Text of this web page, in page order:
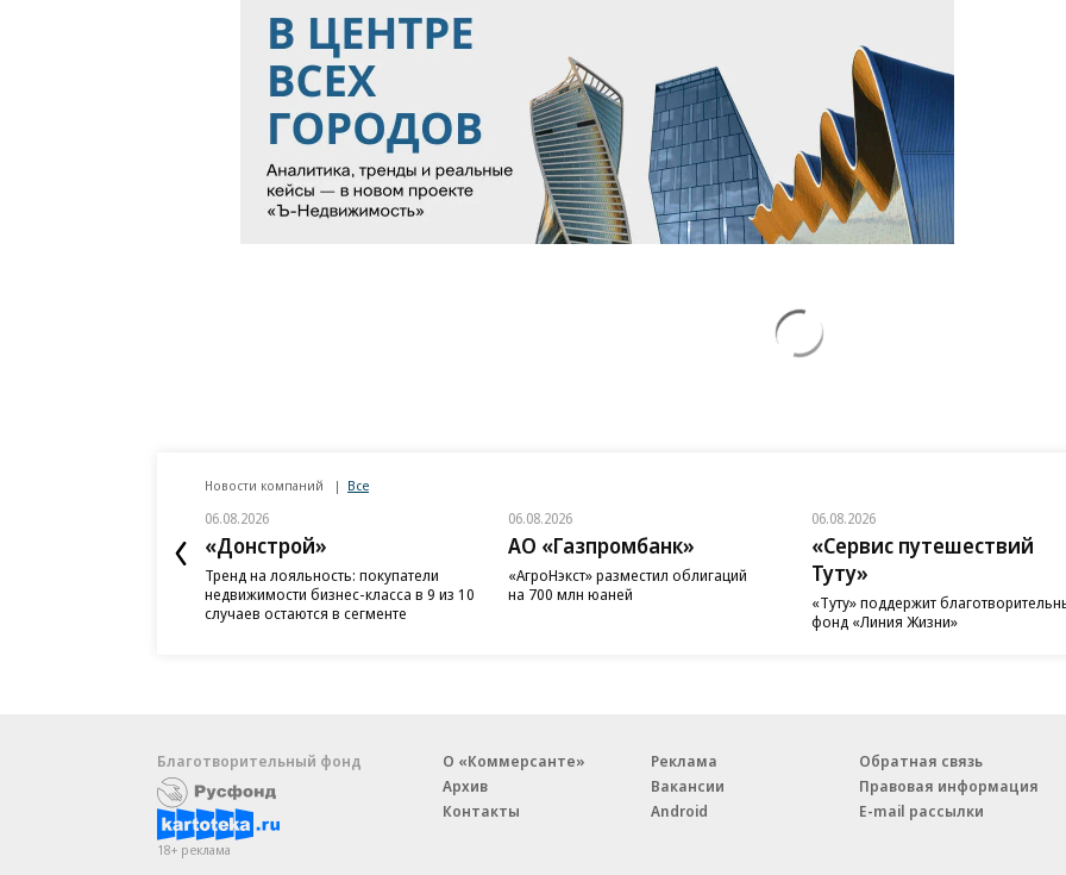
Новости компаний Все
06.08.2026
«Донстрой»
Тренд на лояльность: покупатели
недвижимости бизнес-класса в 9 из 10
случаев остаются в сегменте
06.08.2026
АО «Газпромбанк»
«АгроНэкст» разместил облигаций
на 700 млн юаней
06.08.2026
«Сервис путешествий
Туту»
«Туту» поддержит
фонд «Линия Жизни»
Благотворительный фонд
18+ реклама
О «Коммерсанте»
Архив
Контакты
Реклама
Вакансии
Android
Обратная связь
Правовая информация
E-mail рассылки